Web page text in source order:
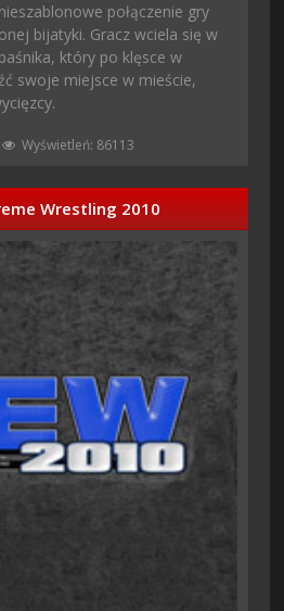
połączenie gry
bijatyki. Gracz wciela się w
który po klęsce w
swoje miejsce w mieście,
Wyświetleń: 86113
Wrestling 2010